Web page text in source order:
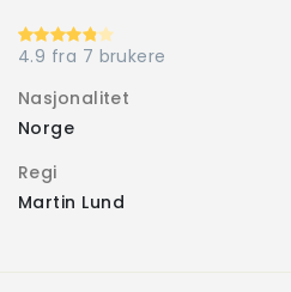
4.9 fra 7 brukere
Nasjonalitet
Norge
Regi
Martin Lund